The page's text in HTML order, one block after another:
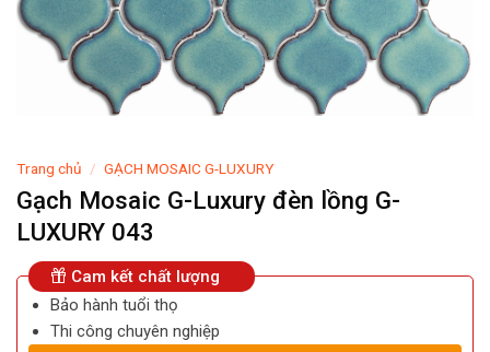
Trang chủ / GẠCH MOSAIC G-LUXURY
Gạch Mosaic G-Luxury đèn lồng G-
LUXURY 043
Cam kết chất lượng
Bảo hành tuổi thọ
Thi công chuyên nghiệp